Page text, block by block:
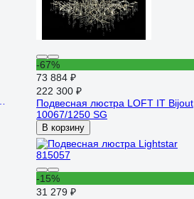
-67%
73 884 ₽
222 300 ₽
Подвесная люстра LOFT IT Bijout
10067/1250 SG
В корзину
-15%
31 279 ₽